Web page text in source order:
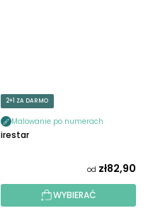
2+1 ZA DARMO
Malowanie po numerach
Firestar
od zł82,90
WYBIERAĆ